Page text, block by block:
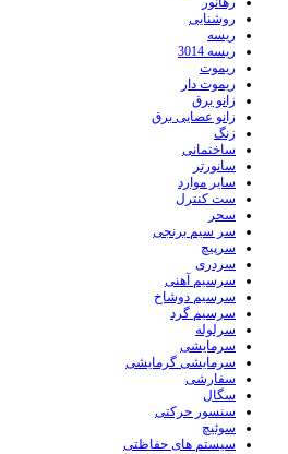
روشنایی
ریسه
ریسه 3014
ریموت
ریموت دار
زانو برق
زانو عصایی برق
زنگ
ساختمانی
سانورتر
سایر موارد
ست کنترل
سحر
سر سیم برنجی
سرپیچ
سردری
سرسیم آهنی
سرسیم دوشاخ
سرسیم گرد
سرلوله
سرمایشی
سرمایشی گرمایشی
سفارشی
سگال
سنسور حرکتی
سوئیچ
سیستم های حفاظتی